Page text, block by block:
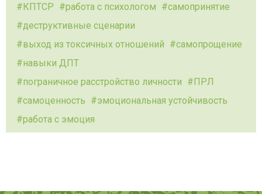
КПТСР
работа с психологом
самопринятие
деструктивные сценарии
выход из токсичных отношений
самопрощение
навыки ДПТ
пограничное расстройство личности
ПРЛ
самоценность
эмоциональная устойчивость
работа с эмоция